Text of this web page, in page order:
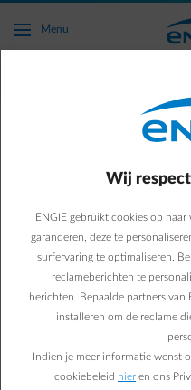
Ga naar de hoofdinhoud
Menu
6 tips om je
beter te
Sébastien V.
27/06/2019 ·5 min
Weet jij hoeveel water en
verbruikt? En hoe je
Wij
ENGIE gebruikt cookies op
garanderen, deze te
surfervaring te optimaliseren.
reclameberichten te
berichten. Bepaalde partners van
installeren om de reclame
Indien je meer informatie wenst
cookiebeleid hier en ons